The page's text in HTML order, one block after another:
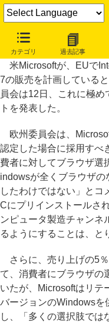
カテゴリ 過去記事
欧州委員会、IE抜き
米Microsoftが、EUで
7の販売を計画している
員会は12日、これに極
トを発表した。
欧州委員会は、
認定した場合に採用すべ
費者に対してブラウザ選
indowsが全くブラウザの
したわけではない」とコ
Cにプリインストールさ
ンピュータ製造チャンネ
るようにすることは、と
さらに、売り上げの5
て、消費者にブラウザの
いたが、Microsoftはリテ
バージョンのWindowsを
し、「多くの選択肢では